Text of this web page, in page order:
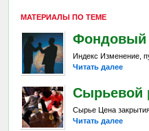
МАТЕРИАЛЫ ПО ТЕМЕ
Фондовый
Индекс Изменение,
Читать далее
Сырьевой
Сырье Цена
Читать далее